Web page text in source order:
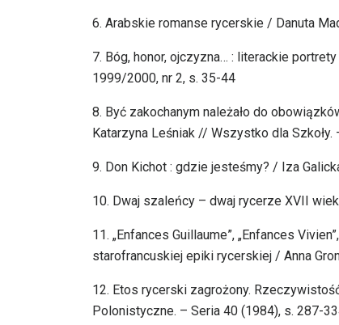
6. Arabskie romanse rycerskie / Danuta
7. Bóg, honor, ojczyzna… : literackie
1999/2000, nr 2, s. 35-44
8. Być zakochanym należało do
Katarzyna Leśniak // Wszystko dla Szkoły.
9. Don Kichot : gdzie jesteśmy? / Iza
10. Dwaj szaleńcy – dwaj rycerze XVII
11. „Enfances Guillaume”, „Enfances
starofrancuskiej epiki rycerskiej / Anna
12. Etos rycerski zagrożony.
Polonistyczne. – Seria 40 (1984), s. 287-